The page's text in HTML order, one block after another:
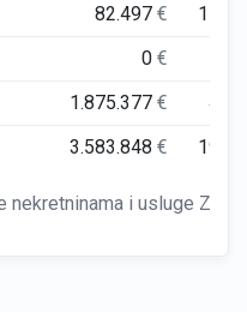
82.497€
0€
1.875.377€
3.583.848€
nekretninama i usluge